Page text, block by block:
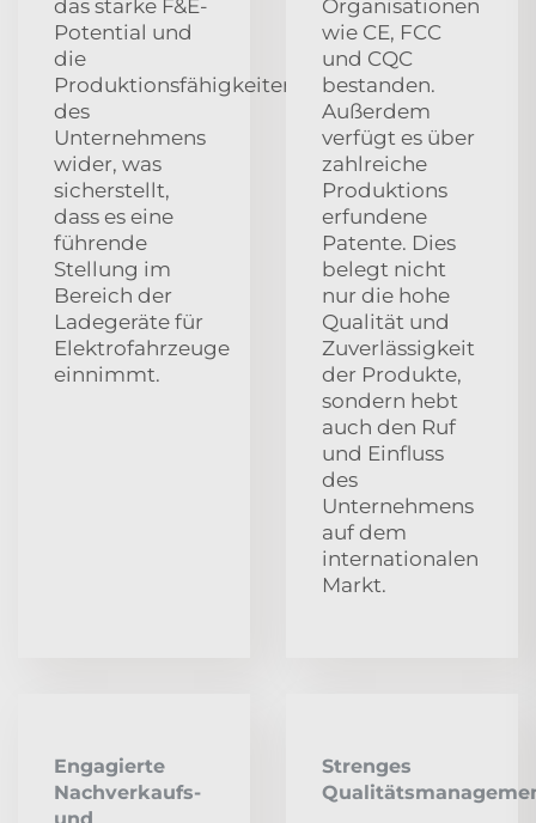
das starke F&E-
Potential und
die
Produktionsfähigkeiten
des
Unternehmens
wider, was
sicherstellt,
dass es eine
führende
Stellung im
Bereich der
Ladegeräte für
Elektrofahrzeuge
einnimmt.
Organisationen
wie CE, FCC
und CQC
bestanden.
Außerdem
verfügt es über
zahlreiche
Produktions
erfundene
Patente. Dies
belegt nicht
nur die hohe
Qualität und
Zuverlässigkeit
der Produkte,
sondern hebt
auch den Ruf
und Einfluss
des
Unternehmens
auf dem
internationalen
Markt.
Engagierte
Nachverkaufs-
Strenges